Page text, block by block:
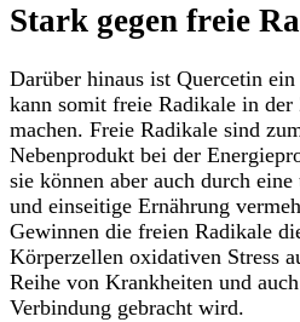
Stark gegen freie
Darüber hinaus ist Quercetin
kann somit freie Radikale in der
machen. Freie Radikale sind
Nebenprodukt bei der
sie können aber auch durch eine
und einseitige Ernährung
Gewinnen die freien Radikale
Körperzellen oxidativen Stress
Reihe von Krankheiten und
Verbindung gebracht wird.